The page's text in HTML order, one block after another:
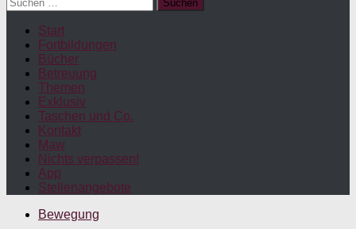
nach:
Start
Fortbildungen
Bücher
Betreuung
Themen
Exklusiv
Taschen und Co.
Kontakt
Maw
Nichts verpassen!
App
Stellenangebote
Bewegung